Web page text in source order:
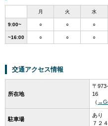
月 火 水
9:00~ ○ ○ ○
~16:00 ○ ○ ○
交通アクセス情報
所在地
〒
16
（
駐車場
あり
７２